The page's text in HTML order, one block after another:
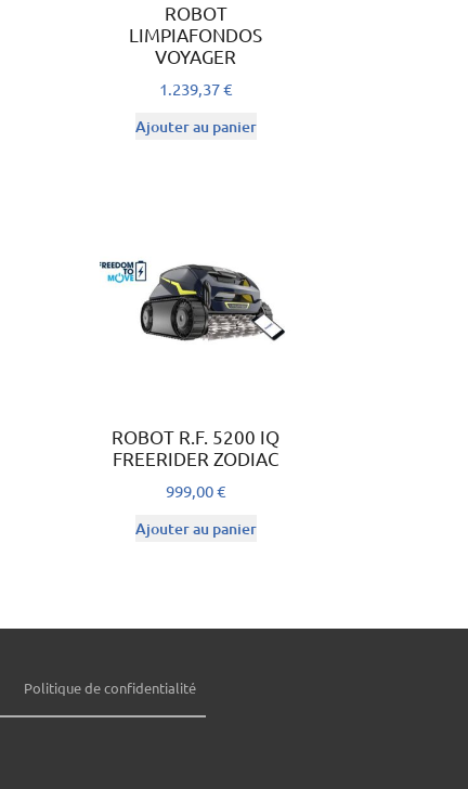
ROBOT
LIMPIAFONDOS
VOYAGER
1.239,37€
Ajouter au panier
ROBOT R.F. 5200 IQ
FREERIDER ZODIAC
999,00€
Ajouter au panier
Politique de confidentialité